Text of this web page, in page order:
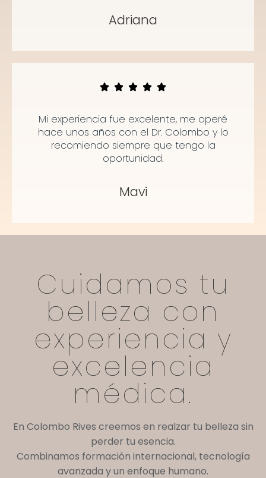
Adriana
Mi experiencia fue excelente, me operé
hace unos años con el Dr. Colombo y lo
recomiendo siempre que tengo la
oportunidad.
Mavi
Cuidamos tu
belleza con
experiencia y
excelencia
médica.
En Colombo Rives creemos en realzar tu belleza sin
perder tu esencia.
Combinamos formación internacional, tecnología
avanzada y un enfoque humano.